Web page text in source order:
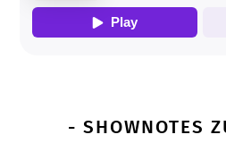
- SHOWNOTES